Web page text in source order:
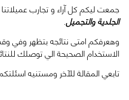
جمعت ليكم كل آراء و تجارب
الجلدية والتجميل.
وهعرفكم امتى نتائجه بتظهر وفي
الاستخدام الصحيحة الي توصلك
تابعي المقالة للآخر ومستنيه